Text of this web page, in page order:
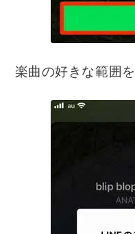
楽曲の好きな範囲